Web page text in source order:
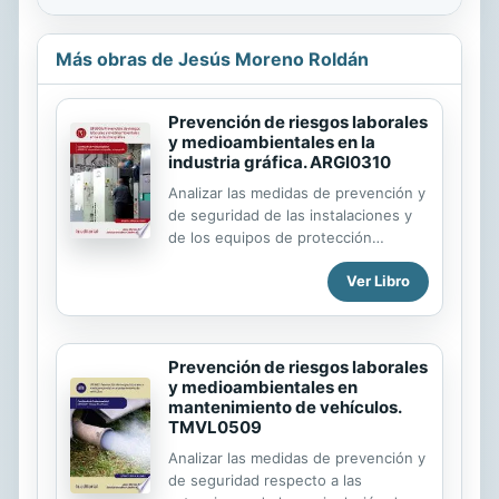
Más obras de Jesús Moreno Roldán
Prevención de riesgos laborales
y medioambientales en la
industria gráfica. ARGI0310
Analizar las medidas de prevención y
de seguridad de las instalaciones y
de los equipos de protección
individuales y colectivos, contenidas
en los planes de seguridad en la
industria gráfica. Aplicar el plan de
prevención, seguridad y protección
medioambiental de la industria
gráfica. Identificar los principales
riesgos medioambientales y riesgos
laborales específicos en la industria
gráfica. Ebook ajustado al certificado
de profesionalidad de Operaciones
Ver Libro
Prevención de riesgos laborales
y medioambientales en
mantenimiento de vehículos.
TMVL0509
Analizar las medidas de prevención y
de seguridad respecto a las